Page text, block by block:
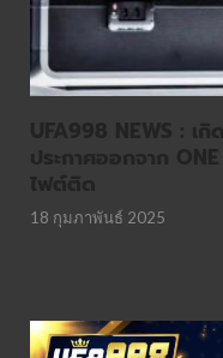
18 กุมภาพันธ์ 2025